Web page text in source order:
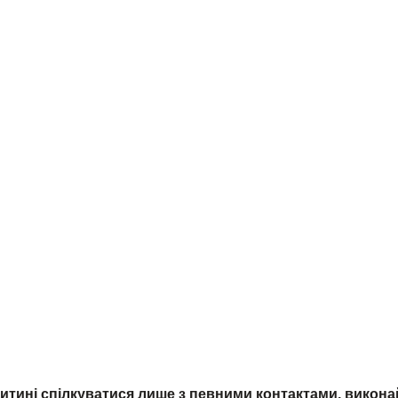
спілкуватися лише з певними контактами,